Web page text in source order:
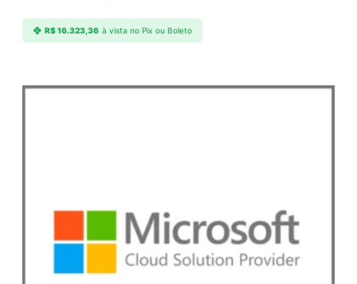
R$16.323,36 à vista no Pix ou Boleto